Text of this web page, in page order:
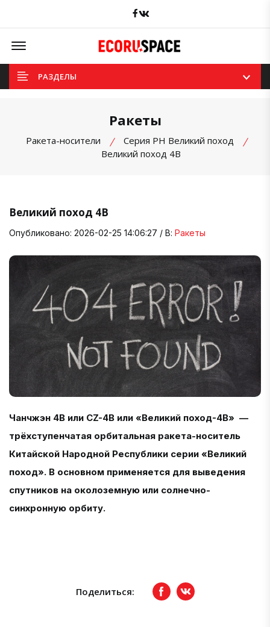
Facebook
Offcanvas Menu Open
РАЗДЕЛЫ
Ракеты
Ракета-носители
Серия РН Великий поход
Великий поход 4B
Великий поход 4B
Опубликовано: 2026-02-25 14:06:27 / В: Ракеты
Чанчжэн 4B или CZ-4B или «Великий поход-4B» —
трёхступенчатая орбитальная ракета-носитель
Китайской Народной Республики серии «Великий
поход». В основном применяется для выведения
спутников на околоземную или солнечно-
синхронную орбиту.
Поделиться: FacebookвКонтакте